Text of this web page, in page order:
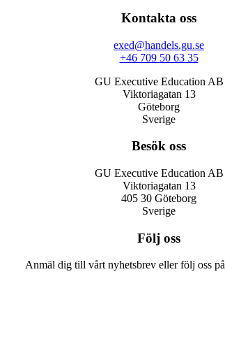
Kontakta oss
exed@handels.gu.se
+46 709 50 63 35
GU Executive Education AB
Viktoriagatan 13
Göteborg
Sverige
Besök oss
GU Executive Education AB
Viktoriagatan 13
405 30 Göteborg
Sverige
Följ oss
Anmäl dig till vårt nyhetsbrev eller följ oss